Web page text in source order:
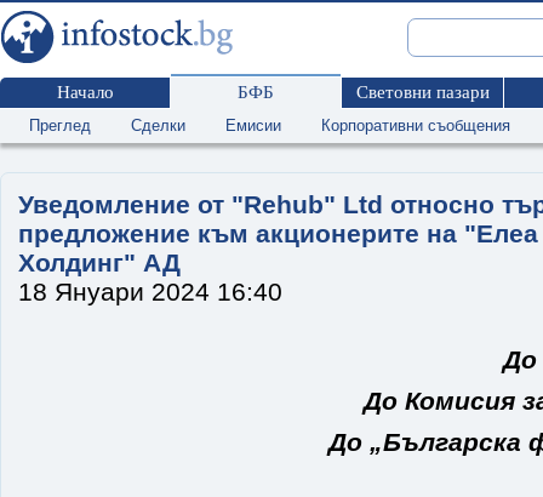
Начало БФБ Световни пазари
Преглед Сделки Емисии Корпоративни съобщения
Уведомление от "Rehub" Ltd относно
предложение към акционерите на
Холдинг" АД
18 Януари 2024 16:40
До
До Комисия
До „Българска